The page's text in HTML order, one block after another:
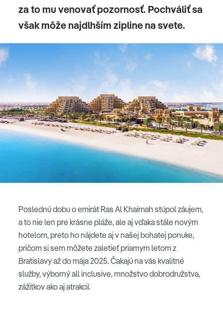
za to mu venovať pozornosť. Pochváliť sa
však môže najdlhším zipline na svete.
Poslednú dobu o emirát Ras Al Khaimah stúpol záujem,
a to nie len pre krásne pláže, ale aj vďaka stále novým
hotelom, preto ho nájdete aj v našej bohatej ponuke,
pričom si sem môžete zaletieť priamym letom z
Bratislavy až do mája 2025. Čakajú na vás kvalitné
služby, výborný all inclusive, množstvo dobrodružstva,
zážitkov ako aj atrakcií.